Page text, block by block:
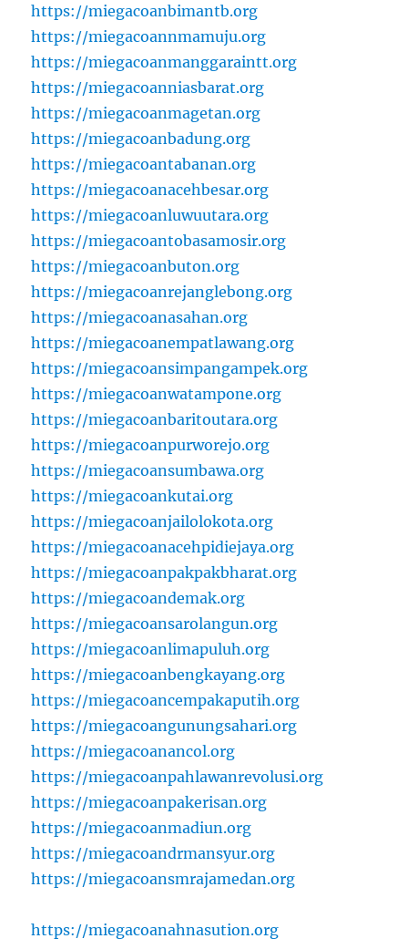
https://miegacoanbimantb.org
https://miegacoannmamuju.org
https://miegacoanmanggaraintt.org
https://miegacoanniasbarat.org
https://miegacoanmagetan.org
https://miegacoanbadung.org
https://miegacoantabanan.org
https://miegacoanacehbesar.org
https://miegacoanluwuutara.org
https://miegacoantobasamosir.org
https://miegacoanbuton.org
https://miegacoanrejanglebong.org
https://miegacoanasahan.org
https://miegacoanempatlawang.org
https://miegacoansimpangampek.org
https://miegacoanwatampone.org
https://miegacoanbaritoutara.org
https://miegacoanpurworejo.org
https://miegacoansumbawa.org
https://miegacoankutai.org
https://miegacoanjailolokota.org
https://miegacoanacehpidiejaya.org
https://miegacoanpakpakbharat.org
https://miegacoandemak.org
https://miegacoansarolangun.org
https://miegacoanlimapuluh.org
https://miegacoanbengkayang.org
https://miegacoancempakaputih.org
https://miegacoangunungsahari.org
https://miegacoanancol.org
https://miegacoanpahlawanrevolusi.org
https://miegacoanpakerisan.org
https://miegacoanmadiun.org
https://miegacoandrmansyur.org
https://miegacoansmrajamedan.org
https://miegacoanahnasution.org